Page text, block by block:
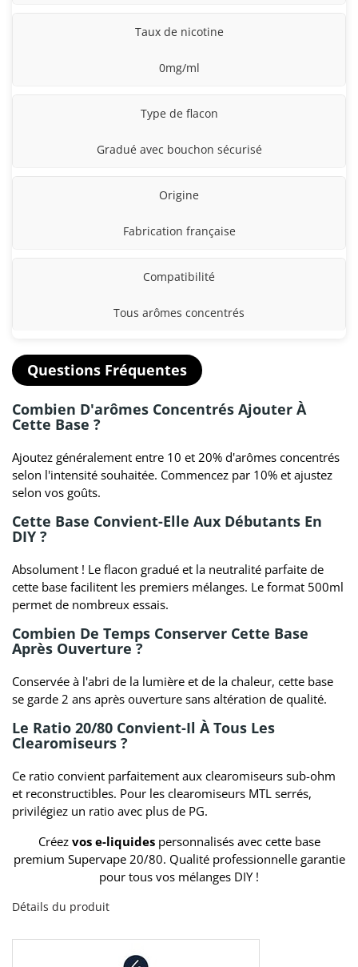
Taux de nicotine
0mg/ml
Type de flacon
Gradué avec bouchon sécurisé
Origine
Fabrication française
Compatibilité
Tous arômes concentrés
Questions Fréquentes
Combien D'arômes Concentrés Ajouter À
Cette Base ?
Ajoutez généralement entre 10 et 20% d'arômes concentrés
selon l'intensité souhaitée. Commencez par 10% et ajustez
selon vos goûts.
Cette Base Convient-Elle Aux Débutants En
DIY ?
Absolument ! Le flacon gradué et la neutralité parfaite de
cette base facilitent les premiers mélanges. Le format 500ml
permet de nombreux essais.
Combien De Temps Conserver Cette Base
Après Ouverture ?
Conservée à l'abri de la lumière et de la chaleur, cette base
se garde 2 ans après ouverture sans altération de qualité.
Le Ratio 20/80 Convient-Il À Tous Les
Clearomiseurs ?
Ce ratio convient parfaitement aux clearomiseurs sub-ohm
et reconstructibles. Pour les clearomiseurs MTL serrés,
privilégiez un ratio avec plus de PG.
Créez vos e-liquidespersonnalisés avec cette base
premium Supervape 20/80. Qualité professionnelle garantie
pour tous vos mélanges DIY !
Détails du produit